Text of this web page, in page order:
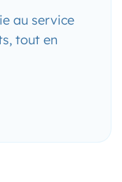
au service
tout en